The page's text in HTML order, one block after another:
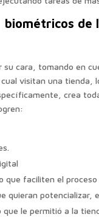
de
cara, tomando en
visitan una tienda,
crea
que faciliten el
quieran
le permitió a la